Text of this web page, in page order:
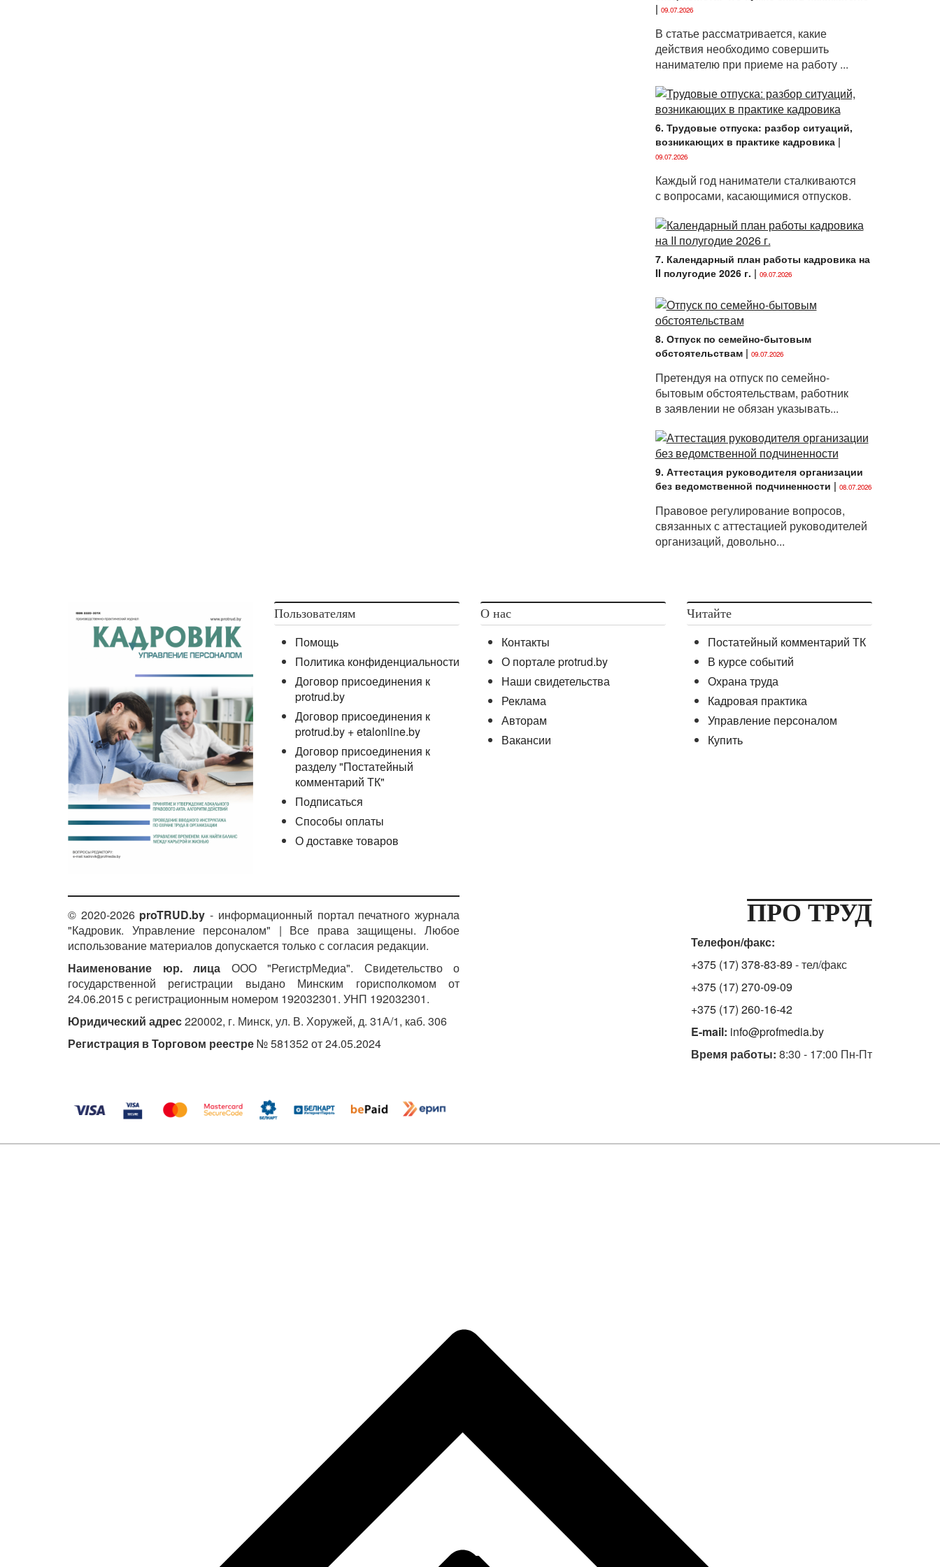
| 09.07.2026
В статье рассматривается, какие
действия необходимо совершить
нанимателю при приеме на работу ...
6. Трудовые отпуска: разбор ситуаций,
возникающих в практике кадровика|
09.07.2026
Каждый год наниматели сталкиваются
с вопросами, касающимися отпусков.
7. Календарный план работы кадровика на
II полугодие 2026 г. | 09.07.2026
8. Отпуск по семейно-бытовым
обстоятельствам| 09.07.2026
Претендуя на отпуск по семейно-
бытовым обстоятельствам, работник
в заявлении не обязан указывать...
9. Аттестация руководителя организации
без ведомственной подчиненности | 08.07.2026
Правовое регулирование вопросов,
связанных с аттестацией руководителей
организаций, довольно...
Пользователям
Помощь
Политика конфиденциальности
Договор присоединения к
protrud.by
Договор присоединения к
protrud.by + etalonline.by
Договор присоединения к
разделу "Постатейный
комментарий ТК"
Подписаться
Способы оплаты
О доставке товаров
О нас
Контакты
О портале protrud.by
Наши свидетельства
Реклама
Авторам
Вакансии
Читайте
Постатейный комментарий ТК
В курсе событий
Охрана труда
Кадровая практика
Управление персоналом
Купить
© 2020-2026 proTRUD.by - информационный портал печатного журнала
"Кадровик. Управление персоналом" | Все права защищены. Любое
использование материалов допускается только с согласия редакции.
Наименование юр. лица ООО "РегистрМедиа". Свидетельство о
государственной регистрации выдано Минским горисполкомом от
24.06.2015 с регистрационным номером 192032301. УНП 192032301.
Юридический адрес220002, г. Минск, ул. В. Хоружей, д. 31А/1, каб. 306
Регистрация в Торговом реестре№ 581352 от 24.05.2024
ПРО ТРУД
Телефон/факс:
+375 (17) 378-83-89 - тел/факс
+375 (17) 270-09-09
+375 (17) 260-16-42
E-mail: info@profmedia.by
Время работы: 8:30 - 17:00 Пн-Пт